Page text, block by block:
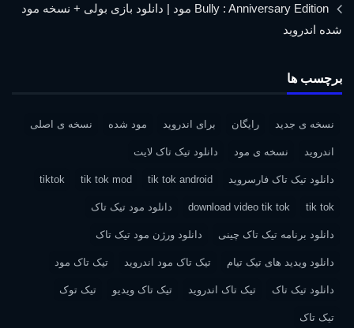
Bully : Anniversary Edition مود | دانلود بازی بولی + نسخه مود
شده اندروید
برچسب ها
نسخه ی جدید رایگان برای اندروید مود شده نسخه ی اصلی
اندروید نسخه ی مود دانلود تیک تاک لایت
دانلود تیک تاک فارسروید tik tok android
tik tok mod
tiktok
tik tok
download video tik tok دانلود مود تیک تاک
دانلود برنامه تیک تاک چینی دانلود ورژن مود تیک تاک
دانلود ویدید های تیک تیام تیک تاک مود اندروید تیک تاک مود
دانلود تیک تاک تیک تاک اندروید تیک تاک ویدیو تیک توک
تیک تاک